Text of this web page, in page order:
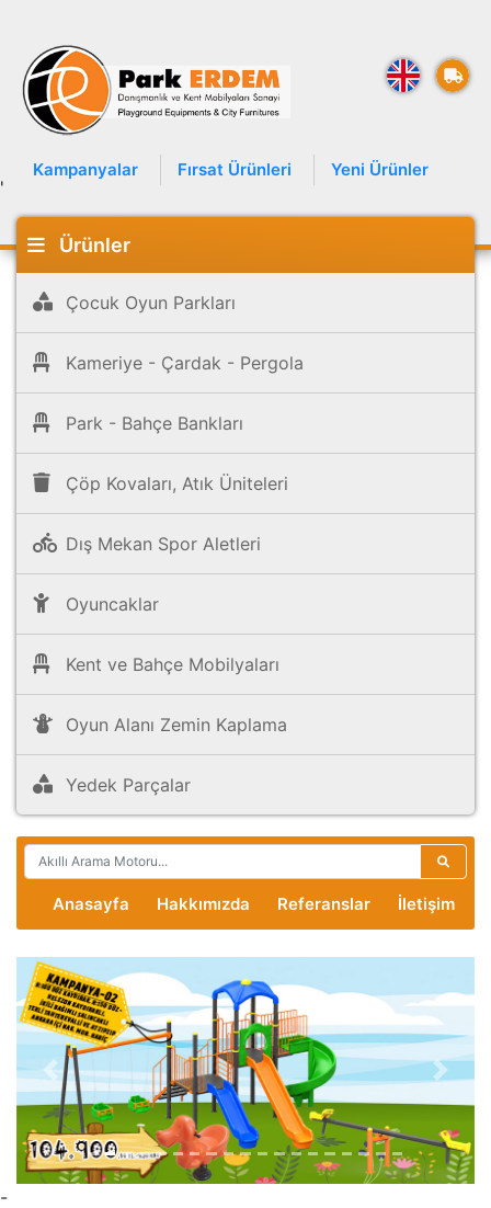
Kampanyalar Fırsat Ürünleri Yeni Ürünler
'
Ürünler
Çocuk Oyun Parkları
Kameriye - Çardak - Pergola
Park - Bahçe Bankları
Çöp Kovaları, Atık Üniteleri
Dış Mekan Spor Aletleri
Oyuncaklar
Kent ve Bahçe Mobilyaları
Oyun Alanı Zemin Kaplama
Yedek Parçalar
Anasayfa Hakkımızda Referanslar İletişim
Previous Next
-